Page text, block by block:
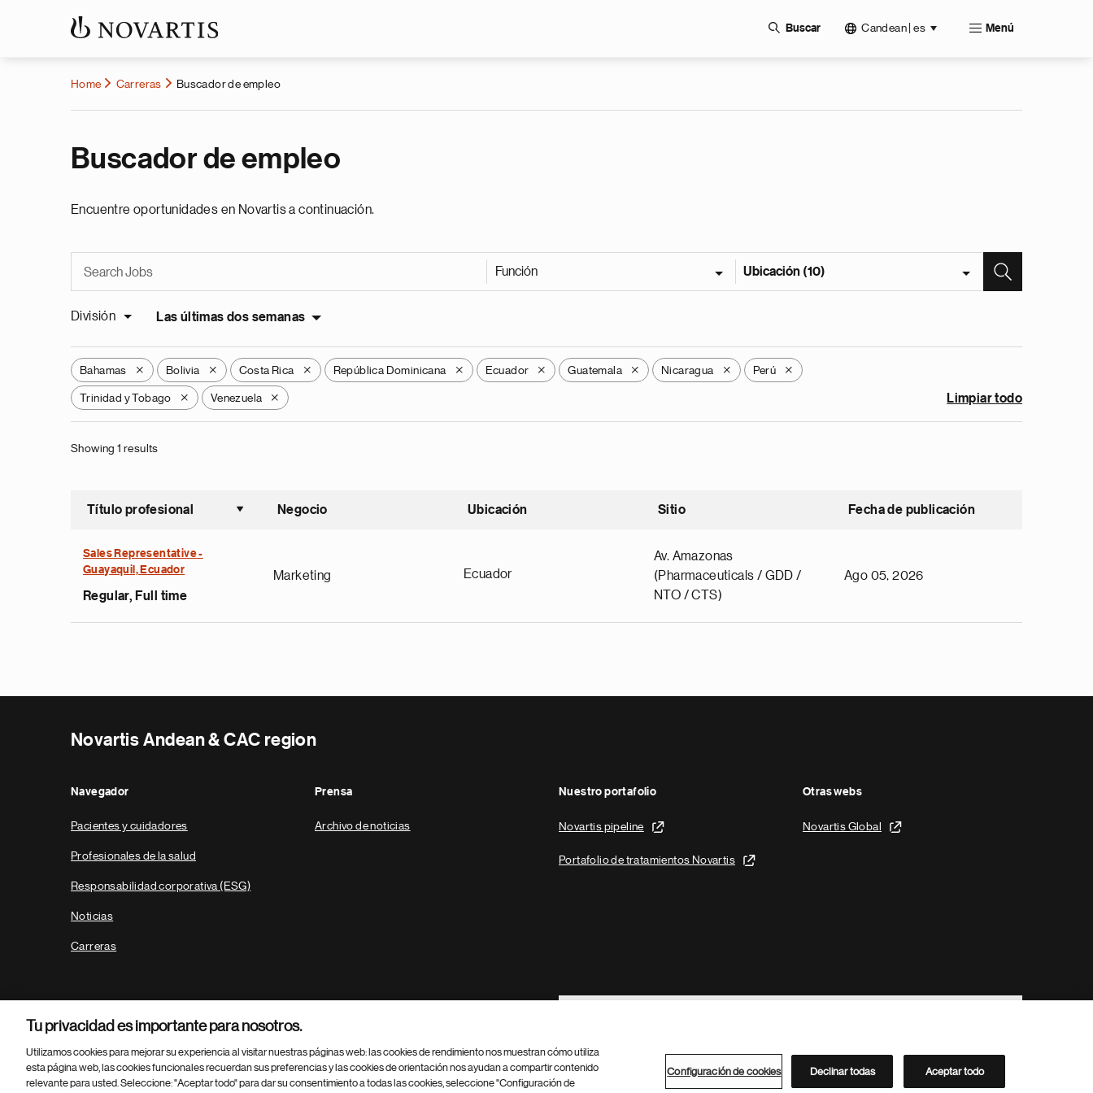
Buscar Candean | es Menú
Home Carreras Buscador de empleo
Buscador de empleo
Encuentre oportunidades en Novartis a continuación.
Función Ubicación (10)
División Las últimas dos semanas
Bahamas X Bolivia X Costa Rica X República Dominicana X Ecuador X Guatemala X Nicaragua X Perú X
Trinidad y Tobago X Venezuela X Limpiar todo
Showing 1 results
Título profesional
Ordenar ascendente
Negocio Ubicación Sitio Fecha de publicación
Sales Representative -
Guayaquil, Ecuador
Regular, Full time
Marketing Ecuador
Av. Amazonas
(Pharmaceuticals / GDD /
NTO / CTS)
Ago 05, 2026
Novartis Andean & CAC region
Navegador
Pacientes y cuidadores
Profesionales de la salud
Responsabilidad corporativa (ESG)
Noticias
Carreras
Prensa
Archivo de noticias
Nuestro portafolio
Novartis pipeline
Portafolio de tratamientos Novartis
Otras webs
Novartis Global
Footer Site Search
Parte
© 2026 Novartis AG Directorio de Novartis
Tu privacidad es importante para nosotros.
Utilizamos cookies para mejorar su experiencia al visitar nuestras páginas web: las cookies de rendimiento nos muestran cómo utiliza
esta página web, las cookies funcionales recuerdan sus preferencias y las cookies de orientación nos ayudan a compartir contenido
relevante para usted. Seleccione: "Aceptar todo" para dar su consentimiento a todas las cookies, seleccione "Configuración de
Configuración de cookies Declinar todas Aceptar todo